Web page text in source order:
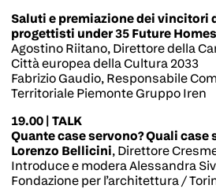
Saluti e premiazione dei vincitori
progettisti under 35 Future
Agostino Riitano, Direttore della
Città europea della Cultura 2033
Fabrizio Gaudio, Responsabile
Territoriale Piemonte Gruppo Iren
19.00 | TALK
Quante case servono? Quali case
Lorenzo Bellicini, Direttore
Introduce e modera Alessandra
Fondazione per l’architettura /